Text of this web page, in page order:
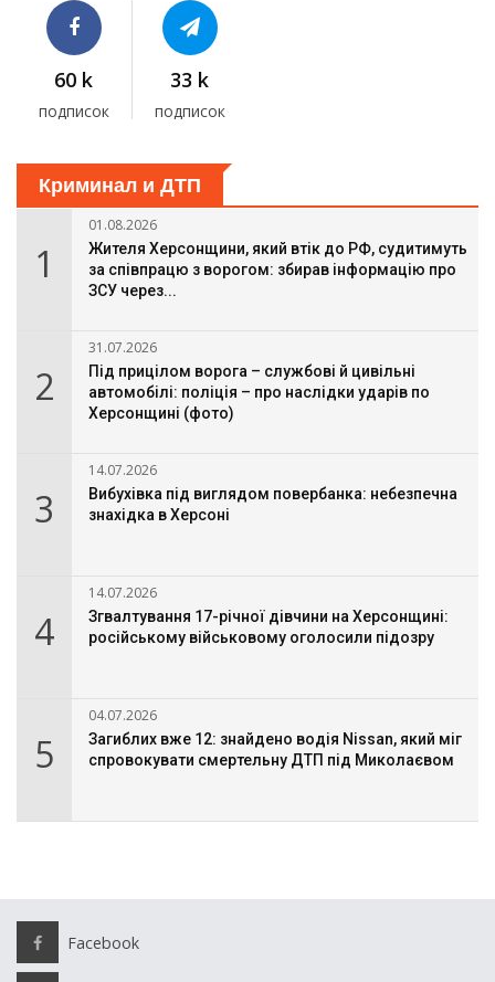
60 k
подписок
33 k
подписок
Криминал и ДТП
1
01.08.2026
Жителя Херсонщини, який втік до РФ, судитимуть
за співпрацю з ворогом: збирав інформацію про
ЗСУ через...
2
31.07.2026
Під прицілом ворога – службові й цивільні
автомобілі: поліція – про наслідки ударів по
Херсонщині (фото)
3
14.07.2026
Вибухівка під виглядом повербанка: небезпечна
знахідка в Херсоні
4
14.07.2026
Згвалтування 17-річної дівчини на Херсонщині:
російському військовому оголосили підозру
5
04.07.2026
Загиблих вже 12: знайдено водія Nissan, який міг
спровокувати смертельну ДТП під Миколаєвом
Facebook